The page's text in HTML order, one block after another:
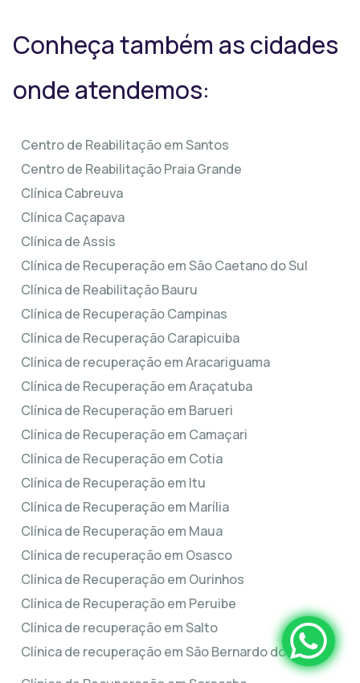
Conheça também as cidades
onde atendemos:
Centro de Reabilitação em Santos
Centro de Reabilitação Praia Grande
Clínica Cabreuva
Clínica Caçapava
Clínica de Assis
Clínica de Recuperação em São Caetano do Sul
Clínica de Reabilitação Bauru
Clínica de Recuperação Campinas
Clínica de Recuperação Carapicuiba
Clínica de recuperação em Aracariguama
Clínica de Recuperação em Araçatuba
Clínica de Recuperação em Barueri
Clínica de Recuperação em Camaçari
Clínica de Recuperação em Cotia
Clínica de Recuperação em Itu
Clínica de Recuperação em Marília
Clínica de Recuperação em Maua
Clínica de recuperação em Osasco
Clínica de Recuperação em Ourinhos
Clínica de Recuperação em Peruibe
Clínica de recuperação em Salto
Clínica de recuperação em São Bernardo do Campo